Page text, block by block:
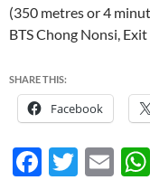
(350 metres or 4
BTS Chong Nonsi, Exit
SHARE THIS:
Facebook
F
T
E